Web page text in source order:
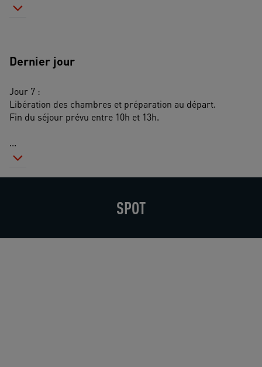
Dernier jour
Jour 7 :
Libération des chambres et préparation au départ.
Fin du séjour prévu entre 10h et 13h.
...
SPOT